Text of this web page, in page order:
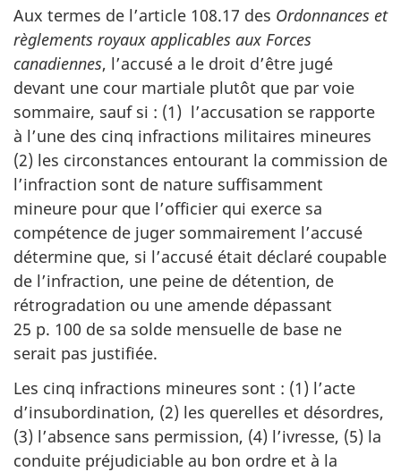
Aux termes de l’article 108.17 des Ordonnances et
règlements royaux applicables aux Forces
canadiennes, l’accusé a le droit d’être jugé
devant une cour martiale plutôt que par voie
sommaire, sauf si : (1) l’accusation se rapporte
à l’une des cinq infractions militaires mineures
(2) les circonstances entourant la commission de
l’infraction sont de nature suffisamment
mineure pour que l’officier qui exerce sa
compétence de juger sommairement l’accusé
détermine que, si l’accusé était déclaré coupable
de l’infraction, une peine de détention, de
rétrogradation ou une amende dépassant
25 p. 100 de sa solde mensuelle de base ne
serait pas justifiée.
Les cinq infractions mineures sont : (1) l’acte
d’insubordination, (2) les querelles et désordres,
(3) l’absence sans permission, (4) l’ivresse, (5) la
conduite préjudiciable au bon ordre et à la